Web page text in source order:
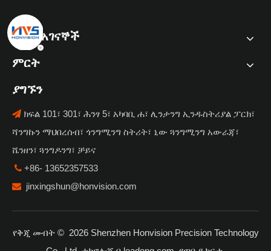
ፈጣን አገናኞች
ምርት
ያግኙን
 ክፍል 101፣ 301፣ ሕንፃ 5፣ አካባቢ ሐ፣ ሊንታንግ ኢንዱስትሪያል ፓርክ፣
ሻንግኩን ማህበረሰብ፣ ጎንግሚንግ ስትሪት፣ ኒው ጓንግሚንግ አውራጃ፣
ሼንዘን፣ ጓንግዶንግ፣ ቻይና
 +86- 13652357533
 jinxingshun@honvision.com
የቅጂ መብት © 2026Shenzhen Honvision Precision Technology